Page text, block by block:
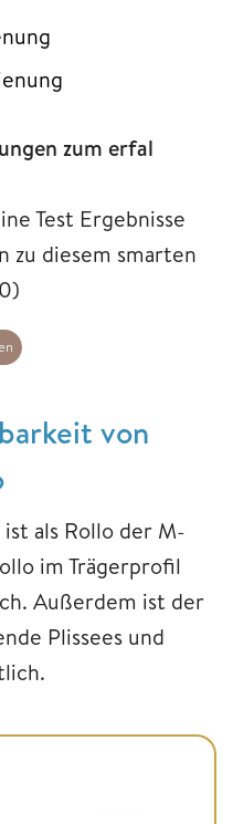
zum erfal
Test Ergebnisse
zu diesem smarten
von
als Rollo der M-
im Trägerprofil
Außerdem ist der
Plissees und